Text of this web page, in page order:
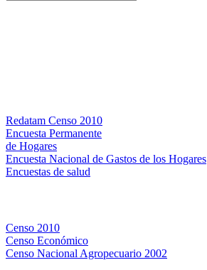
Redatam Censo 2010
Encuesta Permanente
de Hogares
Encuesta Nacional de Gastos de los Hogares
Encuestas de salud
Censo 2010
Censo Económico
Censo Nacional Agropecuario 2002